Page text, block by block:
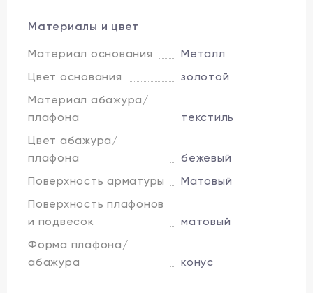
Материалы и цвет
Материал основания
Металл
Цвет основания
золотой
Материал абажура/
плафона
текстиль
Цвет абажура/
плафона
бежевый
Поверхность арматуры
Матовый
Поверхность плафонов
и подвесок
матовый
Форма плафона/
абажура
конус